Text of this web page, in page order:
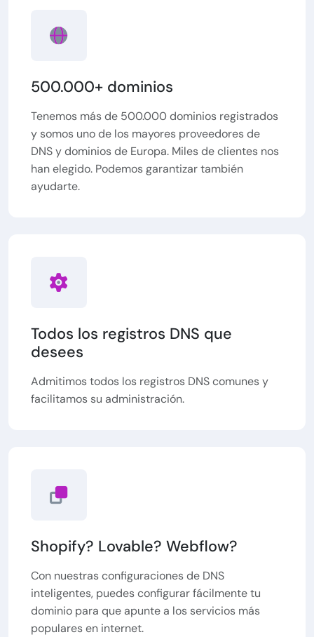
500.000+ dominios
Tenemos más de 500.000 dominios registrados
y somos uno de los mayores proveedores de
DNS y dominios de Europa. Miles de clientes nos
han elegido. Podemos garantizar también
ayudarte.
Todos los registros DNS que
desees
Admitimos todos los registros DNS comunes y
facilitamos su administración.
Shopify? Lovable? Webflow?
Con nuestras configuraciones de DNS
inteligentes, puedes configurar fácilmente tu
dominio para que apunte a los servicios más
populares en internet.